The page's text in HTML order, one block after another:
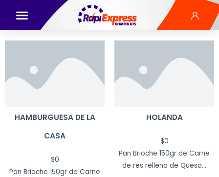
HAMBURGUESA DE LA
CASA
$0
Pan Brioche 150gr de Carne
HOLANDA
$0
Pan Brioche 150gr de Carne
de res rellena de Queso...